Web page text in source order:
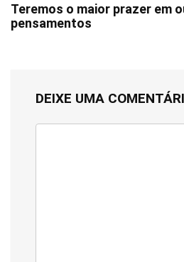
Teremos o maior prazer em
pensamentos
DEIXE UMA